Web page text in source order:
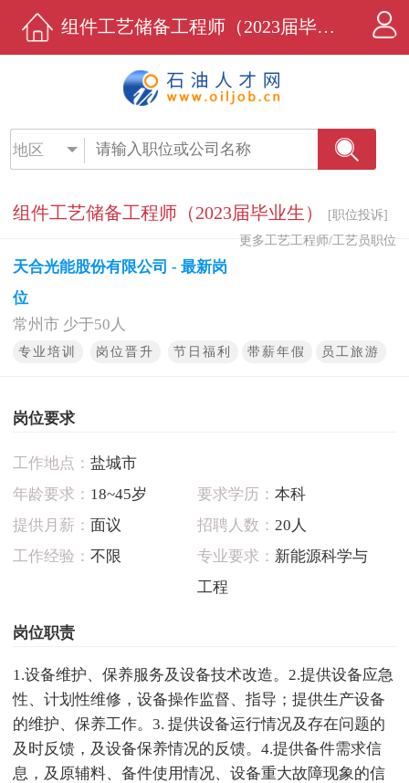
组件工艺储备工程师（2023届毕业生）招聘 - 天合光能股份有限公司 - 石油人才网
地区
组件工艺储备工程师（2023届毕业生）
[职位投诉]
更多工艺工程师/工艺员职位
天合光能股份有限公司 - 最新岗
位
常州市 少于50人
专业培训 岗位晋升 节日福利 带薪年假 员工旅游
岗位要求
工作地点： 盐城市
年龄要求： 18~45岁 要求学历： 本科
提供月薪： 面议 招聘人数： 20人
工作经验： 不限 专业要求： 新能源科学与
工程
岗位职责
1.设备维护、保养服务及设备技术改造。2.提供设备应急
性、计划性维修，设备操作监督、指导；提供生产设备
的维护、保养工作。3. 提供设备运行情况及存在问题的
及时反馈，及设备保养情况的反馈。4.提供备件需求信
息，及原辅料、备件使用情况、设备重大故障现象的信